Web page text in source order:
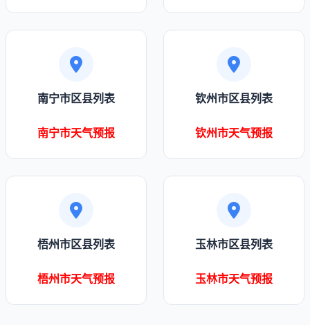
南宁市区县列表
南宁市天气预报
钦州市区县列表
钦州市天气预报
梧州市区县列表
梧州市天气预报
玉林市区县列表
玉林市天气预报